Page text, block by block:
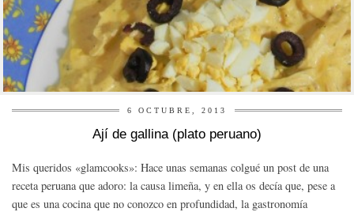
6 OCTUBRE, 2013
Ají de gallina (plato peruano)
Mis queridos «glamcooks»: Hace unas semanas colgué un post de una
receta peruana que adoro: la causa limeña, y en ella os decía que, pese a
que es una cocina que no conozco en profundidad, la gastronomía